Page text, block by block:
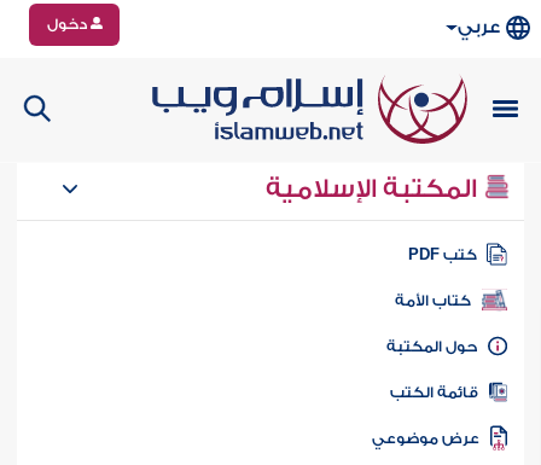
عربي دخول
المكتبة الإسلامية
كتب PDF
كتاب الأمة
المكتبة
الكتب